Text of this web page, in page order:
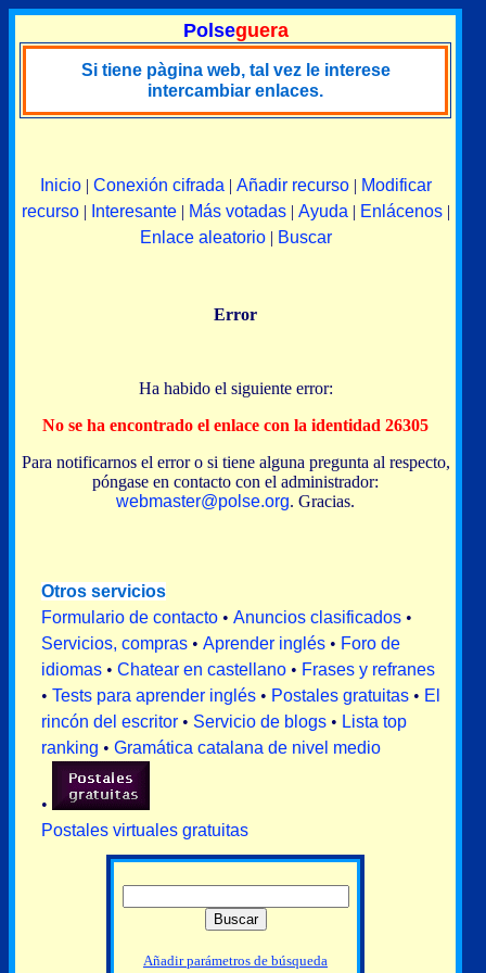
Polseguera
Si tiene pàgina web, tal vez le interese
intercambiar enlaces.
Inicio| Conexión cifrada | Añadir recurso| Modificar
recurso| Interesante| Más votadas| Ayuda | Enlácenos|
Enlace aleatorio| Buscar
Error
Ha habido el siguiente error:
No se ha encontrado el enlace con la identidad 26305
Para notificarnos el error o si tiene alguna pregunta al respecto,
póngase en contacto con el administrador:
webmaster@polse.org. Gracias.
Otros servicios
Formulario de contacto • Anuncios clasificados •
Servicios, compras • Aprender inglés • Foro de
idiomas • Chatear en castellano • Frases y refranes
• Tests para aprender inglés • Postales gratuitas • El
rincón del escritor • Servicio de blogs • Lista top
ranking • Gramática catalana de nivel medio
•
Postales virtuales gratuitas
Añadir parámetros de búsqueda